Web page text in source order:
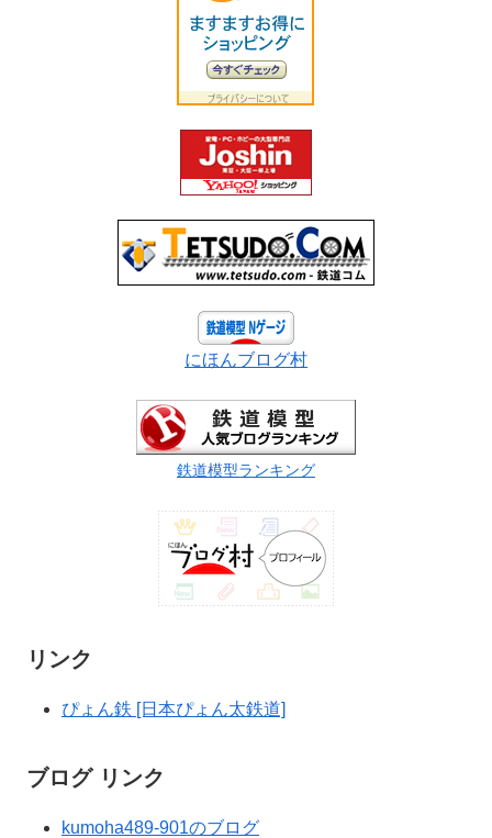
にほんブログ村
鉄道模型ランキング
リンク
ぴょん鉄 [日本ぴょん太鉄道]
ブログ リンク
kumoha489-901のブログ